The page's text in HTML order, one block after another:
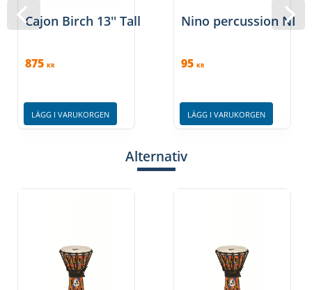
Cajon Birch 13'' Tall
875 KR
LÄGG I VARUKORGEN
Nino percussion
95 KR
LÄGG I VARUKORGEN
Alternativ